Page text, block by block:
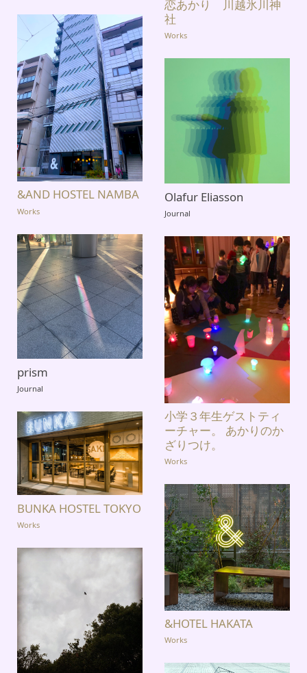
恋あかり 川越氷川神
社
Works
&AND HOSTEL NAMBA
Works
Olafur Eliasson
Journal
prism
Journal
小学３年生ゲストティ
ーチャー。 あかりのか
ざりつけ。
Works
BUNKA HOSTEL TOKYO
Works
&HOTEL HAKATA
Works